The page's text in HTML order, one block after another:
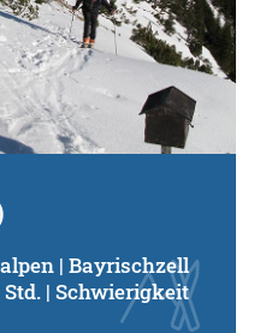
| Bayrischzell
Std. | Schwierigkeit